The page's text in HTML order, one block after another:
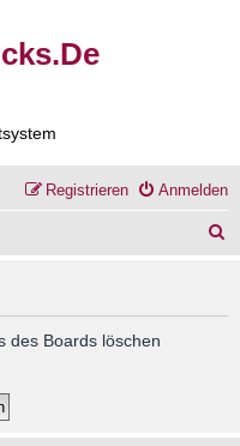
Anmelden
Registrieren
des Boards löschen